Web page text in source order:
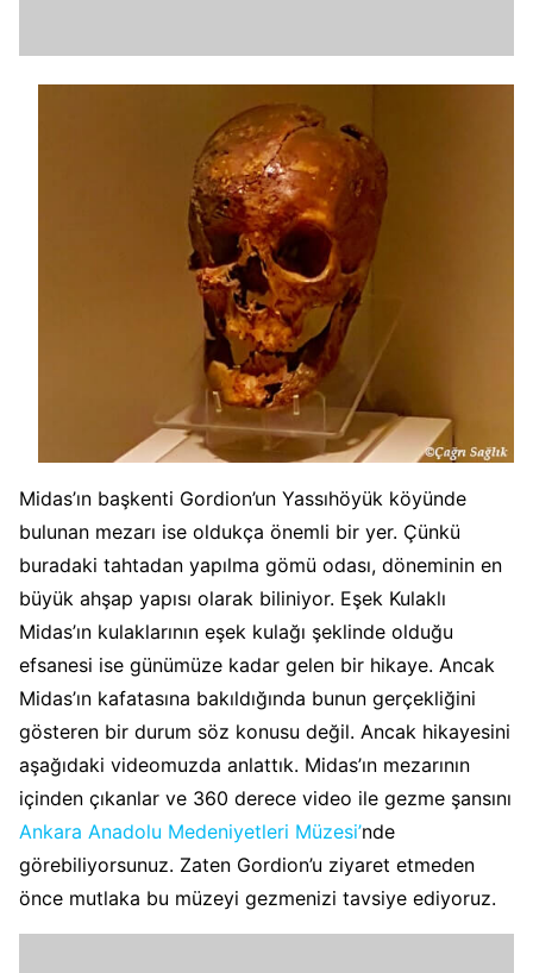
Midas’ın başkenti Gordion’un Yassıhöyük köyünde
bulunan mezarı ise oldukça önemli bir yer. Çünkü
buradaki tahtadan yapılma gömü odası, döneminin en
büyük ahşap yapısı olarak biliniyor. Eşek Kulaklı
Midas’ın kulaklarının eşek kulağı şeklinde olduğu
efsanesi ise günümüze kadar gelen bir hikaye. Ancak
Midas’ın kafatasına bakıldığında bunun gerçekliğini
gösteren bir durum söz konusu değil. Ancak hikayesini
aşağıdaki videomuzda anlattık. Midas’ın mezarının
içinden çıkanlar ve 360 derece video ile gezme şansını
Ankara Anadolu Medeniyetleri Müzesi’nde
görebiliyorsunuz. Zaten Gordion’u ziyaret etmeden
önce mutlaka bu müzeyi gezmenizi tavsiye ediyoruz.